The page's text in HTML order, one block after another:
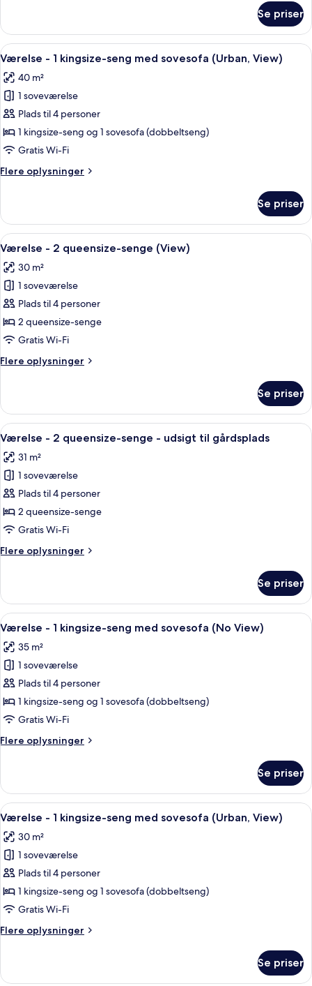
-
udsigt
til
gårdsplads
-
kingsize-
med
sovesofa
udsigt
til
gårdsplads
Se priser
Indlæs
alle
billeder
af
Værelse
-
1
seng
(Urban,
View)
Et hotelværelse med seng,
5
Værelse - 1 kingsize-seng med sovesofa (Urban, View)
40 m²
1 soveværelse
Plads til 4 personer
1 kingsize-seng og 1 sovesofa (dobbeltseng)
Gratis Wi-Fi
Flere oplysninger
Flere
-
kingsize-
med
sovesofa
(Urban,
View)
Se priser
Indlæs
alle
billeder
af
Værelse
-
2
senge
Premium-sengetøj, pengeskab på
5
Værelse - 2 queensize-senge (View)
30 m²
1 soveværelse
Plads til 4 personer
2 queensize-senge
Gratis Wi-Fi
Flere oplysninger
Flere
-
queensize-
(View)
Se priser
Indlæs
alle
billeder
af
Værelse
-
2
senge
til
gårdsplads
Premium-sengetøj, pengeskab på
6
Værelse - 2 queensize-senge - udsigt til gårdsplads
31 m²
1 soveværelse
Plads til 4 personer
2 queensize-senge
Gratis Wi-Fi
Flere oplysninger
Flere
-
queensize-
udsigt
til
gårdsplads
Se priser
Indlæs
alle
billeder
af
Værelse
-
1
seng
(No
View)
Et hotelværelse med seng,
4
Værelse - 1 kingsize-seng med sovesofa (No View)
35 m²
1 soveværelse
Plads til 4 personer
1 kingsize-seng og 1 sovesofa (dobbeltseng)
Gratis Wi-Fi
Flere oplysninger
Flere
-
kingsize-
med
sovesofa
(No
View)
Se priser
Indlæs
alle
billeder
af
Værelse
-
1
seng
Et hotelværelse med seng,
4
Værelse - 1 kingsize-seng med sovesofa (Urban, View)
30 m²
1 soveværelse
Plads til 4 personer
1 kingsize-seng og 1 sovesofa (dobbeltseng)
Gratis Wi-Fi
Flere oplysninger
Flere
-
Se priser